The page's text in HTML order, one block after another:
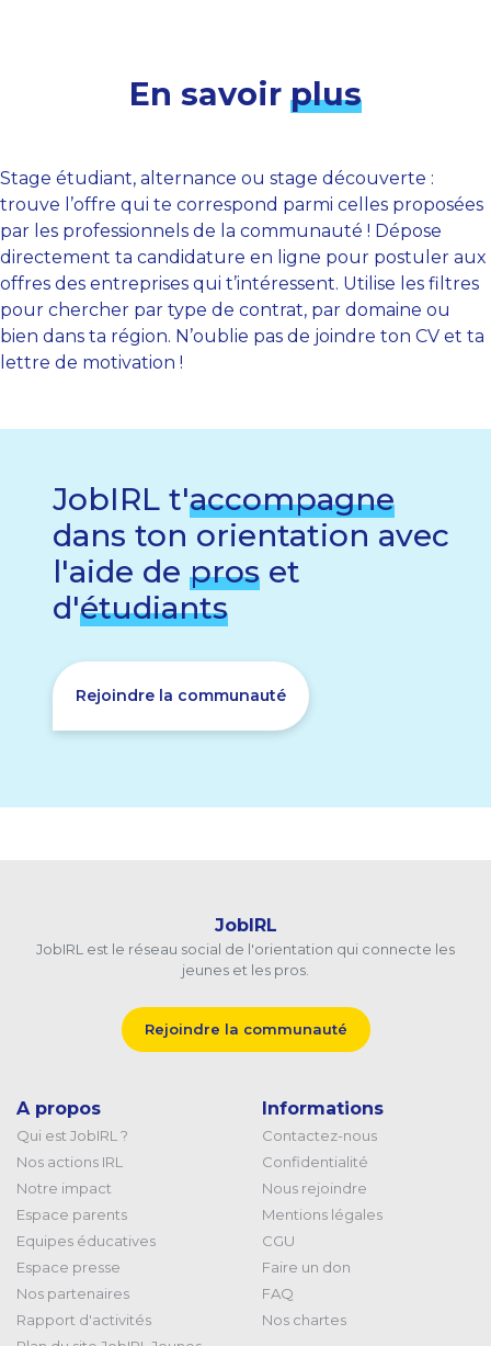
En savoir plus
Stage étudiant, alternance ou stage découverte :
trouve l’offre qui te correspond parmi celles proposées
par les professionnels de la communauté ! Dépose
directement ta candidature en ligne pour postuler aux
offres des entreprises qui t’intéressent. Utilise les filtres
pour chercher par type de contrat, par domaine ou
bien dans ta région. N’oublie pas de joindre ton CV et ta
lettre de motivation !
JobIRL t'accompagne
dans ton orientation avec
l'aide de pros et
d'étudiants
Rejoindre la communauté
JobIRL
JobIRL est le réseau social de l'orientation qui connecte les
jeunes et les pros.
Rejoindre la communauté
A propos
Qui est JobIRL ?
Nos actions IRL
Notre impact
Espace parents
Equipes éducatives
Espace presse
Nos partenaires
Rapport d'activités
Informations
Contactez-nous
Confidentialité
Nous rejoindre
Mentions légales
CGU
Faire un don
FAQ
Nos chartes